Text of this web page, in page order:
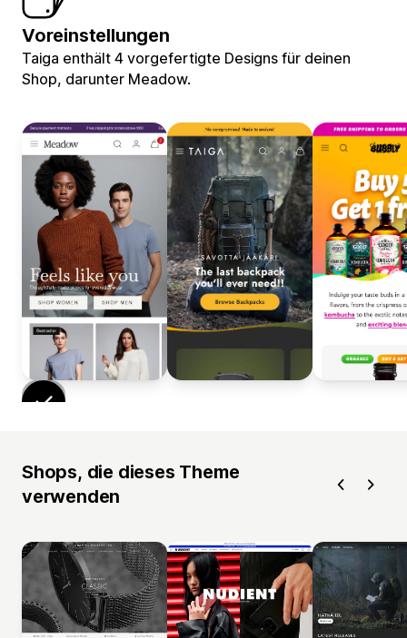
Voreinstellungen
Taiga enthält 4 vorgefertigte Designs für deinen
Shop, darunter Meadow.
Shops, die dieses Theme
verwenden